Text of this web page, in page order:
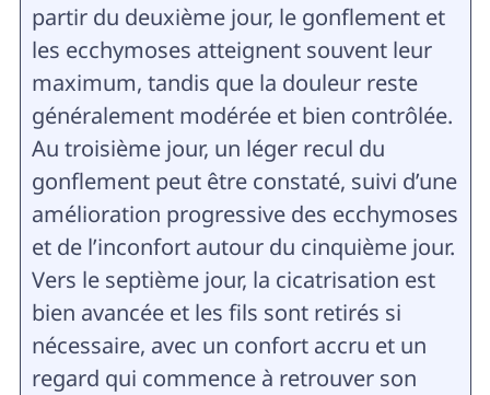
partir du deuxième jour, le gonflement et
les ecchymoses atteignent souvent leur
maximum, tandis que la douleur reste
généralement modérée et bien contrôlée.
Au troisième jour, un léger recul du
gonflement peut être constaté, suivi d’une
amélioration progressive des ecchymoses
et de l’inconfort autour du cinquième jour.
Vers le septième jour, la cicatrisation est
bien avancée et les fils sont retirés si
nécessaire, avec un confort accru et un
regard qui commence à retrouver son